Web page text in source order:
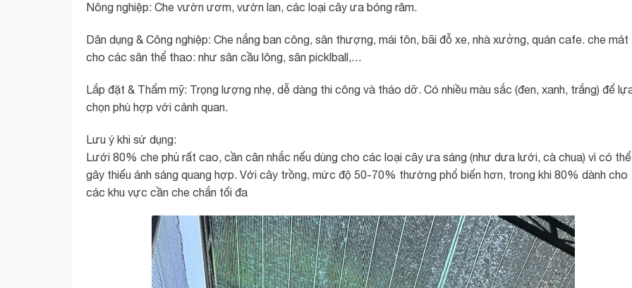
Nông nghiệp: Che vườn ươm, vườn lan, các loại cây ưa bóng râm.
Dân dụng & Công nghiệp: Che nắng ban công, sân thượng, mái tôn, bãi đỗ xe, nhà xưởng, quán cafe. che mát
cho các sân thể thao: như sân cầu lông, sân picklball,…
Lắp đặt & Thẩm mỹ: Trọng lượng nhẹ, dễ dàng thi công và tháo dỡ. Có nhiều màu sắc (đen, xanh, trắng) để
chọn phù hợp với cảnh quan.
Lưu ý khi sử dụng:
Lưới 80% che phủ rất cao, cần cân nhắc nếu dùng cho các loại cây ưa sáng (như dưa lưới, cà chua) vì có thể
gây thiếu ánh sáng quang hợp. Với cây trồng, mức độ 50-70% thường phổ biến hơn, trong khi 80% dành cho
các khu vực cần che chắn tối đa